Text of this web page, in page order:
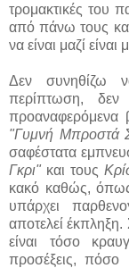
τρομακτικές του
από πάνω τους
να είναι μαζί
Δεν συνηθίζω
περίπτωση,
προαναφερόμενα
"Γυμνή Μπροστά
σαφέστατα
Γκρι" και τους
κακό καθώς,
υπάρχει
αποτελεί
είναι τόσο
προσέξεις, πόσο